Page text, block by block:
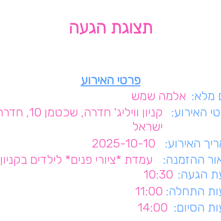
תצוגת הגעה
פרטי האירוע
מלא: אלמה שמש
קניון וויליג' חדרה, שכטמן
ישראל
האירוע:
2025-10-10
האירוע:
עמדת *ציורי פנים* לילדים בקניון
ההזמנה:
10:30 הגעה:
11:00 התחלה:
14:00 הסיום: